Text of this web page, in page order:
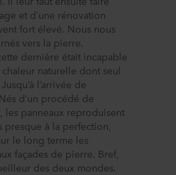
et d’une rénovation
fort élevé. Nous nous
vers la pierre.
dernière était incapable
naturelle dont seul
l’arrivée de
d’un procédé de
les panneaux reproduisent
à la perfection,
le long terme les
façades de pierre. Bref,
des deux mondes.